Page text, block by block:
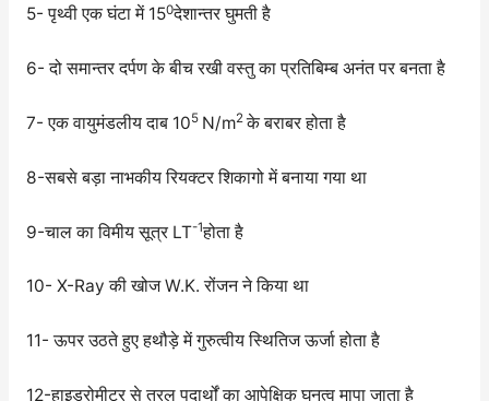
5- पृथ्वी एक घंटा में 150देशान्तर घुमती है
6- दो समान्तर दर्पण के बीच रखी वस्तु का प्रतिबिम्ब अनंत पर बनता है
7- एक वायुमंडलीय दाब 105 N/m2के बराबर होता है
8-सबसे बड़ा नाभकीय रियक्टर शिकागो में बनाया गया था
9-चाल का विमीय सूत्र LT-1होता है
10- X-Ray की खोज W.K. रोंजन ने किया था
11- ऊपर उठते हुए हथौड़े में गुरुत्वीय स्थितिज ऊर्जा होता है
12-हाइड्रोमीटर से तरल पदार्थों का आपेक्षिक घनत्व मापा जाता है